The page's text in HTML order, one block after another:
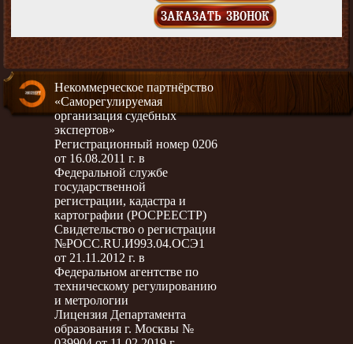
ЗАКАЗАТЬ ЗВОНОК
Некоммерческое партнёрство
«Саморегулируемая
организация судебных
экспертов»
Регистрационный номер 0206
от 16.08.2011 г. в
Федеральной службе
государственной
регистрации, кадастра и
картографии (РОСРЕЕСТР)
Свидетельство о регистрации
№РОСС.RU.И993.04.ОСЭ1
от 21.11.2012 г. в
Федеральном агентстве по
техническому регулированию
и метрологии
Лицензия Департамента
образования г. Москвы №